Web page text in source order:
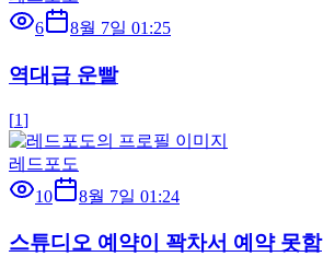
6
8월 7일 01:25
역대급 운빨
[1]
레드포도
10
8월 7일 01:24
스튜디오 예약이 꽉차서 예약 못함